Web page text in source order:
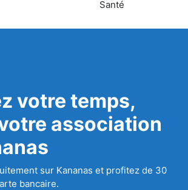
Santé
votre temps,
association
sur Kananas et profitez de 30
bancaire.